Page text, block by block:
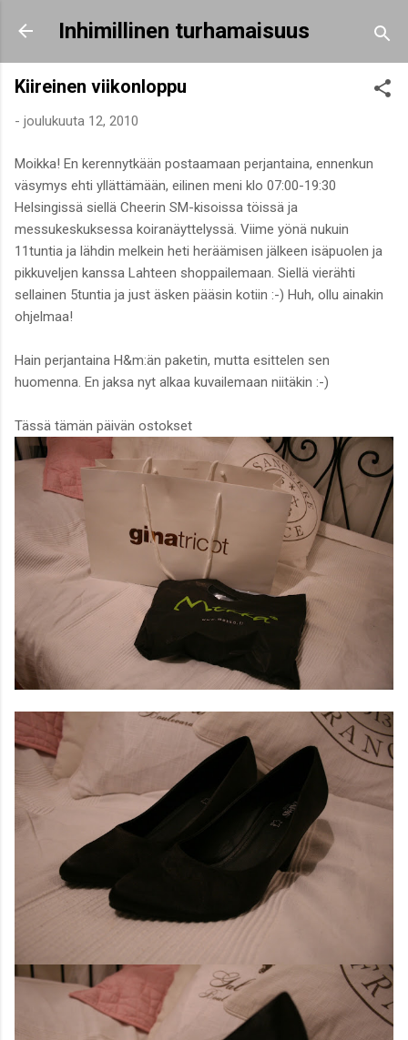
Siirry pääsisältöön
Inhimillinen turhamaisuus
Kiireinen viikonloppu
- joulukuuta 12, 2010
Moikka! En kerennytkään postaamaan perjantaina, ennenkun
väsymys ehti yllättämään, eilinen meni klo 07:00-19:30
Helsingissä siellä Cheerin SM-kisoissa töissä ja
messukeskuksessa koiranäyttelyssä. Viime yönä nukuin
11tuntia ja lähdin melkein heti heräämisen jälkeen isäpuolen ja
pikkuveljen kanssa Lahteen shoppailemaan. Siellä vierähti
sellainen 5tuntia ja just äsken pääsin kotiin :-) Huh, ollu ainakin
ohjelmaa!
Hain perjantaina H&m:än paketin, mutta esittelen sen
huomenna. En jaksa nyt alkaa kuvailemaan niitäkin :-)
Tässä tämän päivän ostokset